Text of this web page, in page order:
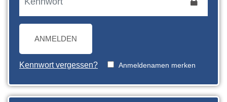
ANMELDEN
Kennwort vergessen? Anmeldenamen merken